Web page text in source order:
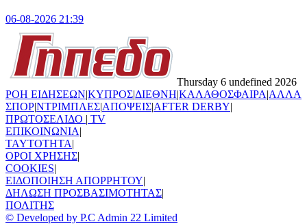
06-08-2026 21:39
Thursday 6 undefined 2026
ΡΟΗ ΕΙΔΗΣΕΩΝ|ΚΥΠΡΟΣ|ΔΙΕΘΝΗ|ΚΑΛΑΘΟΣΦΑΙΡΑ|ΑΛΛΑ
ΣΠΟΡ|ΝΤΡΙΜΠΛΕΣ|ΑΠΟΨΕΙΣ|AFTER DERBY|
ΠΡΩΤΟΣΕΛΙΔΟ | TV
ΕΠΙΚΟΙΝΩΝΙΑ|
TAYTOTHTA|
ΟΡΟΙ ΧΡΗΣΗΣ|
COOKIES|
ΕΙΔΟΠΟΙΗΣΗ ΑΠΟΡΡΗΤΟΥ|
ΔΗΛΩΣΗ ΠΡΟΣΒΑΣΙΜΟΤΗΤΑΣ|
ΠΟΛΙΤΗΣ
© Developed by P.C Admin 22 Limited